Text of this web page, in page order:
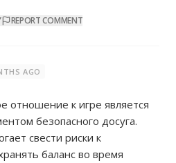
REPORT COMMENT
AGO
отношение к игре является
безопасного досуга.
свести риски к
баланс во время